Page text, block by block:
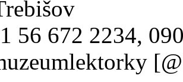
56 672 2234,